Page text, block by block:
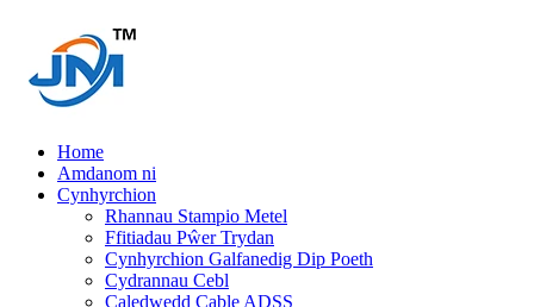
Home
Amdanom ni
Cynhyrchion
Rhannau Stampio Metel
Ffitiadau Pŵer Trydan
Cynhyrchion Galfanedig Dip Poeth
Cydrannau Cebl
Caledwedd Cable ADSS